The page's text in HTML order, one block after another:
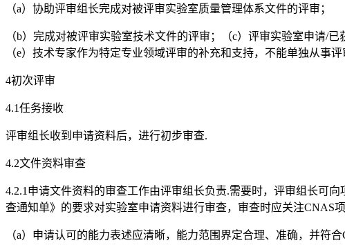
（a）协助评审组长完成对被评审实验室质量管理体系文件的评审；
（b）完成对被评审实验室技术文件的评审；（c）评审实验室申请/
（e）技术专家作为特定专业领域评审的补充和支持，不能单独从事
4初次评审
4.1任务接收
评审组长收到申请资料后，进行初步审查.
4.2文件资料审查
4.2.1申请文件资料的审查工作由评审组长负责.需要时，评审组长可
查通知单》的要求对实验室申请资料进行审查，审查时应关注CNAS
（a）申请认可的能力表述应清晰，能力范围界定合理、准确，并符